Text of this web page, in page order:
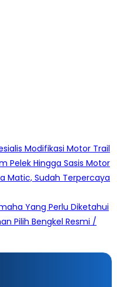
Modifikasi Motor Trail
Pelek Hingga Sasis Motor
Matic, Sudah Terpercaya
Yang Perlu Diketahui
Pilih Bengkel Resmi /